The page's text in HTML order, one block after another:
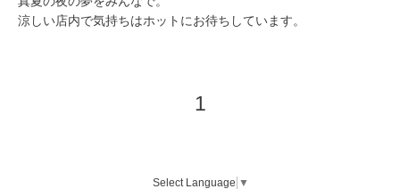
涼しい店内で気持ちはホットにお待ちしています。
1
Select Language ▼